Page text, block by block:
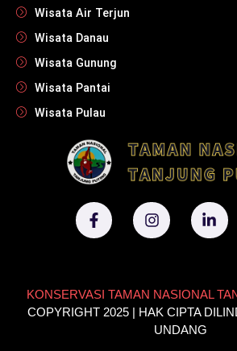
Wisata Air Terjun
Wisata Danau
Wisata Gunung
Wisata Pantai
Wisata Pulau
KONSERVASI TAMAN NASIONAL
COPYRIGHT 2025 | HAK CIPTA
UNDANG